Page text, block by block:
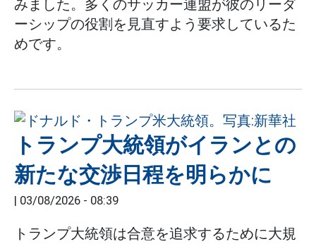
みました。多くのサッカー連盟が彼のリーダ
ーシップの役割を見直すよう要求しているた
めです。
トランプ大統領がイランとの
新たな交渉日程を明らかに
| 03/08/2026 - 08:39
トランプ大統領は合意を追求するために大規